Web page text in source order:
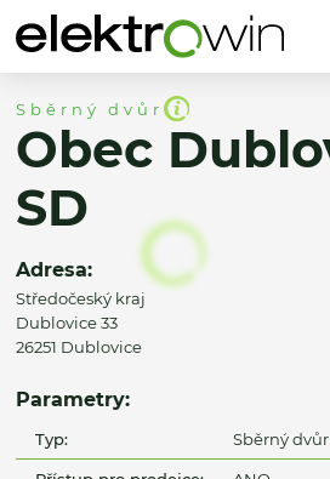
Sběrný dvůr
Obec
SD
Adresa:
Středočeský kraj
Dublovice 33
26251 Dublovice
Parametry:
Typ: Sběrný dvůr